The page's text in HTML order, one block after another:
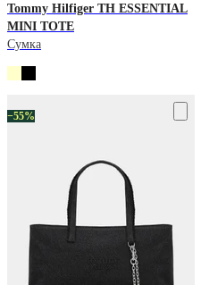
Tommy Hilfiger TH ESSENTIAL
MINI TOTE
Сумка
−55%